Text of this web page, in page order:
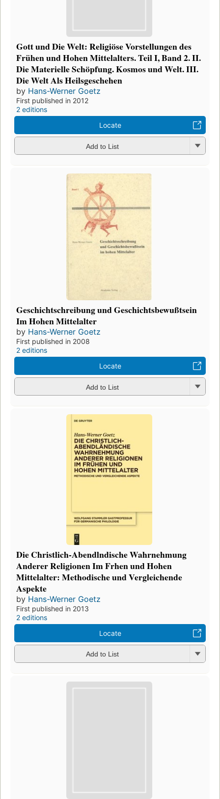
Gott und Die Welt: Religiöse Vorstellungen des
Frühen und Hohen Mittelalters. Teil I, Band 2. II.
Die Materielle Schöpfung. Kosmos und Welt. III.
Die Welt Als Heilsgeschehen
by Hans-Werner Goetz
First published in 2012
2 editions
Locate
Add to List
Geschichtschreibung und Geschichtsbewußtsein
Im Hohen Mittelalter
by Hans-Werner Goetz
First published in 2008
2 editions
Locate
Add to List
Die Christlich-Abendlndische Wahrnehmung
Anderer Religionen Im Frhen und Hohen
Mittelalter: Methodische und Vergleichende
Aspekte
by Hans-Werner Goetz
First published in 2013
2 editions
Locate
Add to List